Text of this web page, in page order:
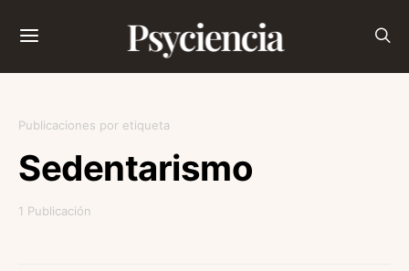
Psyciencia
Publicaciones por etiqueta
Sedentarismo
1 Publicación